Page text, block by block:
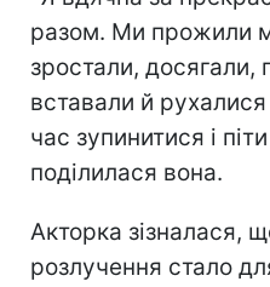
разом. Ми прожили
зростали, досягали,
вставали й
час зупинитися і
поділилася вона.
Акторка зізналася,
розлучення стало